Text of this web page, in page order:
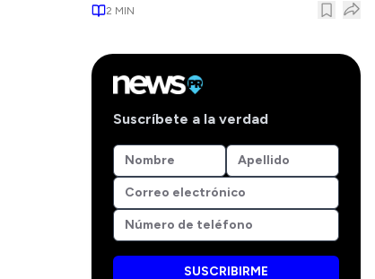
2 MIN
Suscríbete a la verdad
SUSCRIBIRME